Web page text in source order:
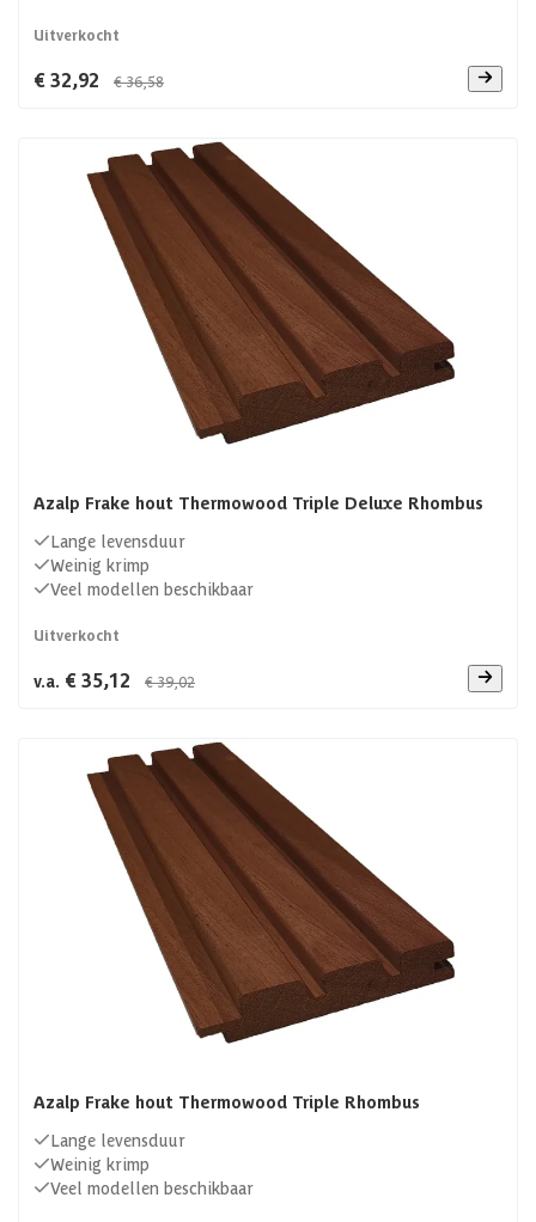
Uitverkocht
€ 32,92 € 36,58
Azalp Frake hout Thermowood Triple Deluxe Rhombus
Lange levensduur
Weinig krimp
Veel modellen beschikbaar
Uitverkocht
v.a. € 35,12 € 39,02
Azalp Frake hout Thermowood Triple Rhombus
Lange levensduur
Weinig krimp
Veel modellen beschikbaar